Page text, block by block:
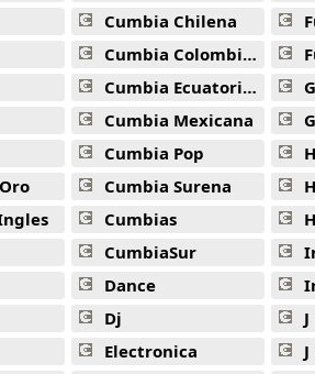
Cumbia Chilena
Cumbia Colombiana
Cumbia Ecuatoriana
Cumbia Mexicana
Cumbia Pop
Cumbia Surena
Cumbias
CumbiaSur
Dance
Dj
Electronica